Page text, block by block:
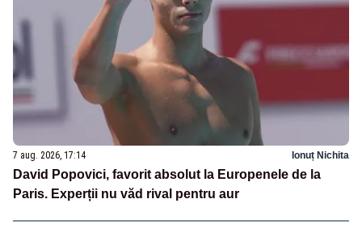
7 aug. 2026, 17:14 Ionuț Nichita
David Popovici, favorit absolut la Europenele de la
Paris. Experții nu văd rival pentru aur